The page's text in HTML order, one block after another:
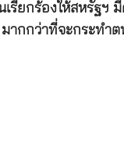
เรียกร้องให้สหรัฐ
ากกว่าที่จะกระทำ